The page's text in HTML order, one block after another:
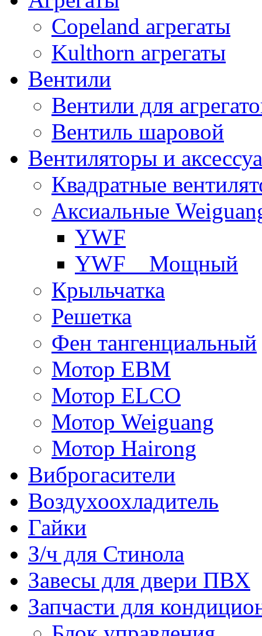
Copeland агрегаты
Kulthorn агрегаты
Вентили
Вентили для
Вентиль шаровой
Вентиляторы и
Квадратные
Аксиальные
YWF
YWF _ Мощный
Крыльчатка
Решетка
Фен тангенциальный
Мотор EBM
Мотор ELCO
Мотор Weiguang
Мотор Hairong
Виброгасители
Воздухоохладитель
Гайки
З/ч для Стинола
Завесы для двери ПВХ
Запчасти для